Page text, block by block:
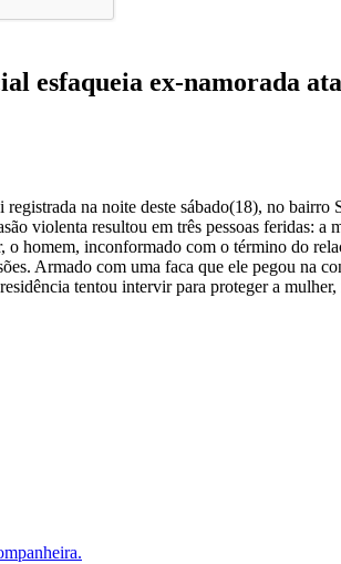
esfaqueia ex-namorada
na noite deste sábado(18), no
violenta resultou em três pessoas feridas:
homem, inconformado com o término do
Armado com uma faca que ele pegou na
tentou intervir para proteger a